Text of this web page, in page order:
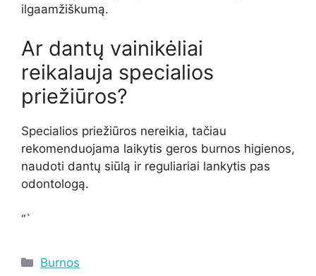
ilgaamžiškumą.
Ar dantų vainikėliai
reikalauja specialios
priežiūros?
Specialios priežiūros nereikia, tačiau
rekomenduojama laikytis geros burnos higienos,
naudoti dantų siūlą ir reguliariai lankytis pas
odontologą.
“`
Kategorijos
Burnos